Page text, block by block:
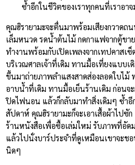
ซ้ำอีกในชีวิตของเราทุกคนที่เราอา
คุณฮิรายามะจะตื่นมาพร้อมเสียงกวาดถ
เล็มหนวด รดน้ำต้นไม้ กดกาแฟจากตู้ข
ทำงานพร้อมกับเปิดเพลงจากเทปคาสเ
บริเวณศาลเจ้าที่เดิม ทานมื้อเที่ยงแบบ
ขึ้นมาถ่ายภาพลำแสงสาดส่องลอดใบไม้
อาบน้ำที่เดิม ทานมื้อเย็นร้านเดิม ก่อนจ
ปิดไฟนอน แล้วก็กลับมาทำสิ่งเดิมๆ ซ้ำอี
สัปดาห์ คุณฮิรายามะก็จะเอาเสื้อผ้าไปซั
ร้านหนังสือเพื่อซื้อเล่มใหม่ รับภาพที่อัดม
แล้วไปนั่งบาร์ประจำที่ดูเหมือนเขาจะช
นิดๆ